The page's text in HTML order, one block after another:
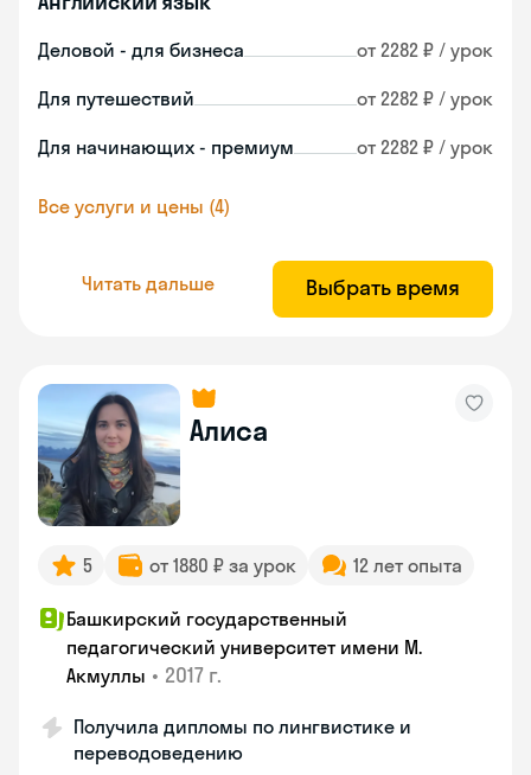
Деловой - для бизнеса от 2282 ₽ / урок
Для путешествий от 2282 ₽ / урок
Для начинающих - премиум от 2282 ₽ / урок
Все услуги и цены (4)
Читать дальше Выбрать время
Алиса
5 от 1880 ₽ за урок 12 лет опыта
Башкирский государственный
педагогический университет имени М.
Акмуллы • 2017 г.
Получила дипломы по лингвистике и
переводоведению